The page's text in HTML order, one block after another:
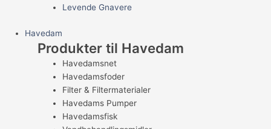
Levende Gnavere
Havedam
Produkter til Havedam
Havedamsnet
Havedamsfoder
Filter & Filtermaterialer
Havedams Pumper
Havedamsfisk